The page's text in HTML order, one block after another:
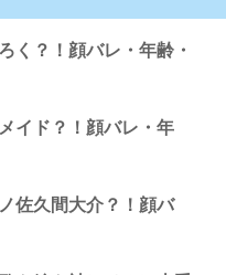
く？！顔バレ・年齢・
イド？！顔バレ・年
佐久間大介？！顔バ